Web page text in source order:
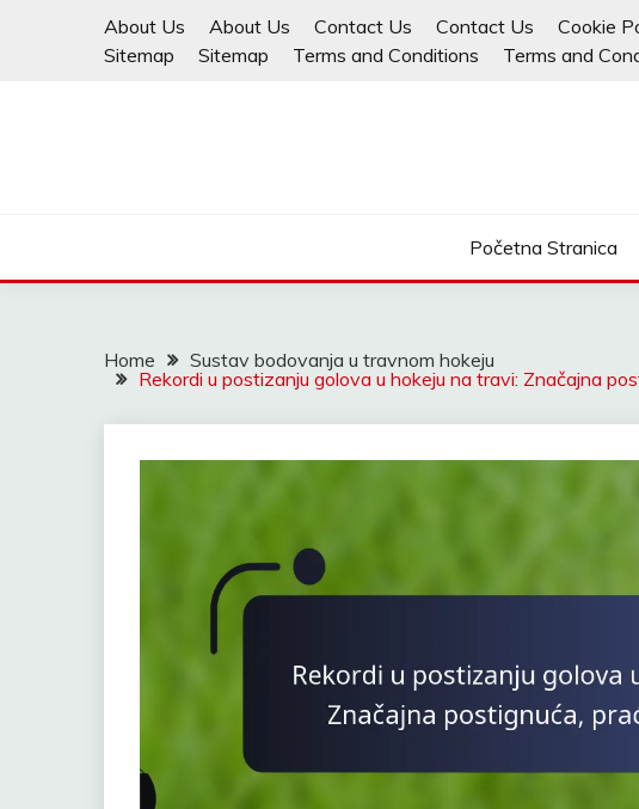
About Us About Us Contact Us Contact Us Cookie
Sitemap
Sitemap Terms and Conditions Terms and
Početna Stranica
Home
Sustav bodovanja u travnom hokeju
Rekordi u postizanju golova u hokeju na travi: Značajna